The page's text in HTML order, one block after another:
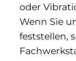
oder
Wenn Sie
feststellen,